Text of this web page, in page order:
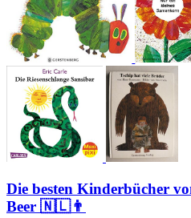
Die besten Kinderbücher
Beer 🇳🇱👨